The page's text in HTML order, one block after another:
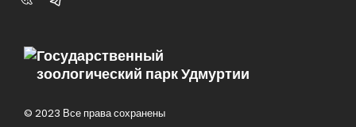
Государственный
зоологический парк Удмуртии
© 2023 Все права сохранены